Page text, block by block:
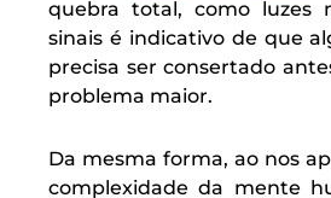
quebra total, como luzes
sinais é indicativo de que
precisa ser consertado
problema maior.
Da mesma forma, ao nos
complexidade da mente